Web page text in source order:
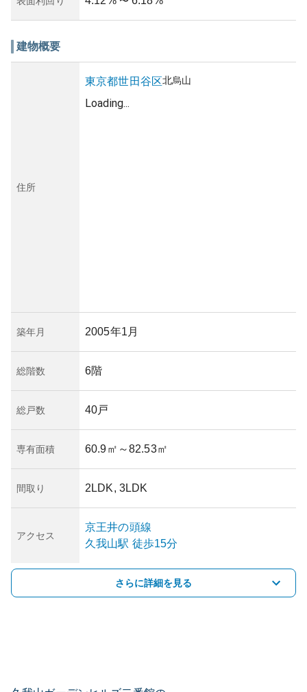
建物概要
住所
東京都世田谷区北烏山
Loading...
築年月 2005年1月
総階数 6階
総戸数 40戸
専有面積 60.9㎡ ～82.53㎡
間取り 2LDK, 3LDK
アクセス
京王井の頭線
久我山駅 徒歩15分
さらに詳細を見る